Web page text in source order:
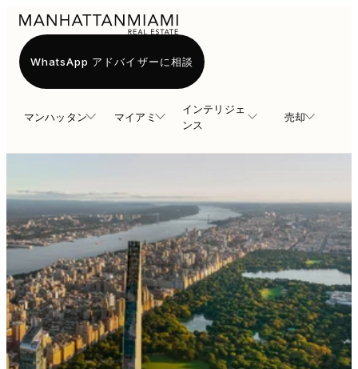
マンハッタン マイアミ
インテリジェ
ンス
売却
WhatsApp アドバイザーに相談